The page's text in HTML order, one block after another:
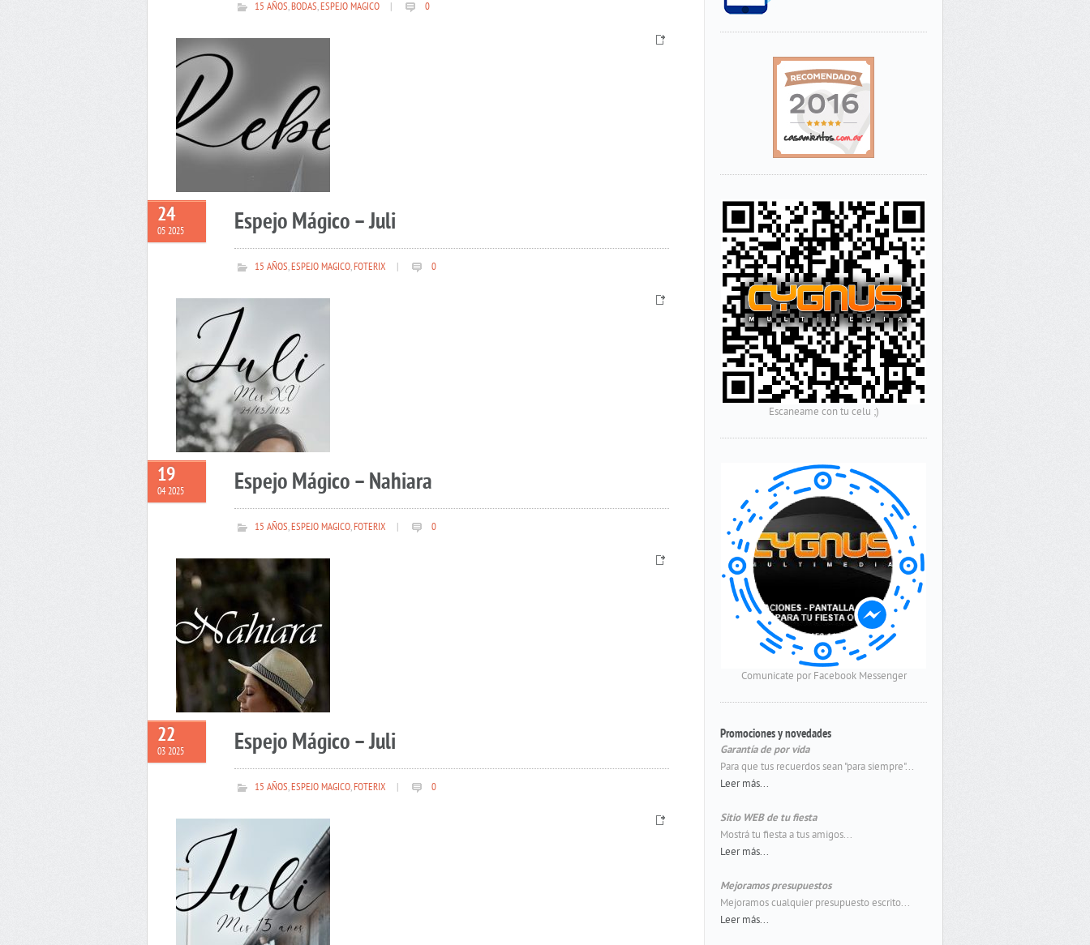
15 AÑOS,BODAS,ESPEJO MAGICO 0
24
05 2025 Espejo Mágico – Juli
15 AÑOS,ESPEJO MAGICO,FOTERIX 0
19
04 2025 Espejo Mágico – Nahiara
15 AÑOS,ESPEJO MAGICO,FOTERIX 0
22
03 2025 Espejo Mágico – Juli
15 AÑOS,ESPEJO MAGICO,FOTERIX 0
Escaneame con tu celu ;)
Comunicate por Facebook Messenger
Promociones y novedades
Garantía de por vida
Para que tus recuerdos sean "para siempre"...
Leer más...
Sitio WEB de tu fiesta
Mostrá tu fiesta a tus amigos...
Leer más...
Mejoramos presupuestos
Mejoramos cualquier presupuesto escrito...
Leer más...